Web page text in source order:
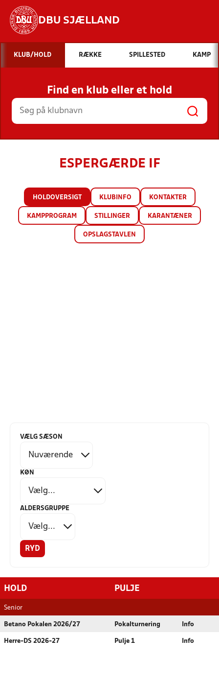
DBU SJÆLLAND
Hvad vil du søge efter?
INDHOLD OG NYHEDER
STILLINGER, RESULTATER, KLUBBER OG
HOLD
KLUB/HOLD RÆKKE SPILLESTED KAMP
Find en klub eller et hold
ESPERGÆRDE IF
HOLDOVERSIGT KLUBINFO KONTAKTER
KAMPPROGRAM STILLINGER KARANTÆNER
OPSLAGSTAVLEN
VÆLG SÆSON
KØN
ALDERSGRUPPE
RYD
HOLD PULJE
Senior
Betano Pokalen 2026/27 Pokalturnering Info
Herre-DS 2026-27 Pulje 1 Info